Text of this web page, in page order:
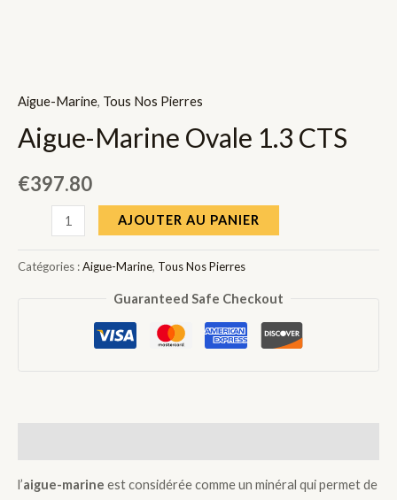
Aigue-Marine, Tous Nos Pierres
Aigue-Marine Ovale 1.3 CTS
€397.80
Aigue-
AJOUTER AU PANIER
Catégories :Aigue-Marine, Tous Nos Pierres
Guaranteed Safe Checkout
l’aigue-marine est considérée comme un minéral qui permet de